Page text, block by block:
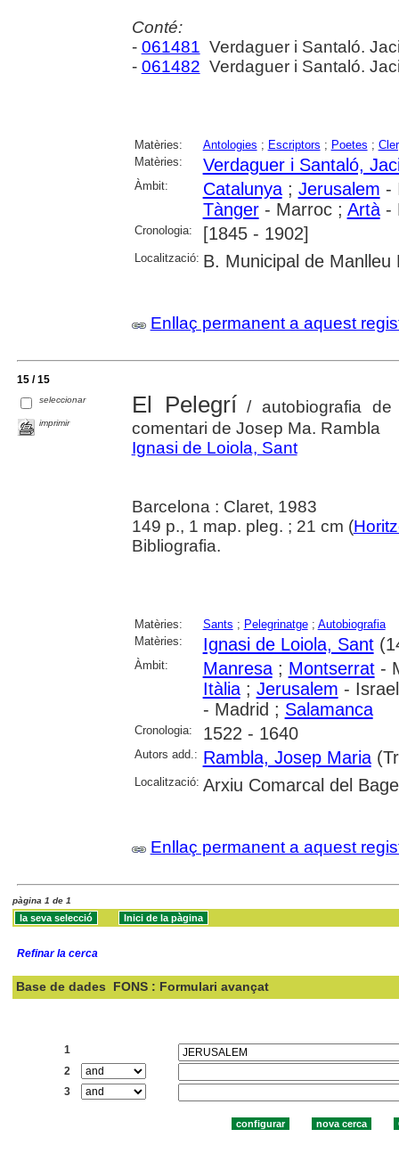
Conté:
- 061481 Verdaguer i Santaló.
- 061482 Verdaguer i Santaló.
Matèries: Antologies ; Escriptors ; Poetes ;
Matèries:
Verdaguer i Santaló,
Àmbit: Catalunya; Jerusalem -
Tànger- Marroc ; Artà-
Cronologia: [1845 - 1902]
Localització: B. Municipal de
Enllaç permanent a aquest
15 / 15
seleccionar
imprimir
El Pelegrí / autobiografia
comentari de Josep Ma. Rambla
Ignasi de Loiola, Sant
Barcelona : Claret, 1983
149 p., 1 map. pleg. ; 21 cm (
Bibliografia.
Matèries: Sants ; Pelegrinatge; Autobiografia
Matèries:
Ignasi de Loiola, Sant
Àmbit: Manresa; Montserrat-
Itàlia; Jerusalem -
- Madrid ; Salamanca
Cronologia: 1522 - 1640
Autors add.: Rambla, Josep Maria
Localització: Arxiu Comarcal del
Enllaç permanent a aquest
pàgina 1 de 1
Refinar la cerca
Base de dades FONS : Formulari avançat
1
2
3